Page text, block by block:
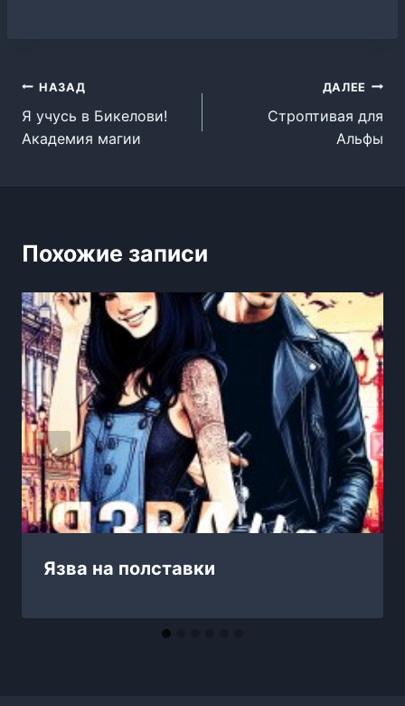
Навигация
по
НАЗАД
Я учусь в Бикелови!
Академия магии
ДАЛЕЕ
Строптивая для
Альфы
Похожие записи
Язва на полставки